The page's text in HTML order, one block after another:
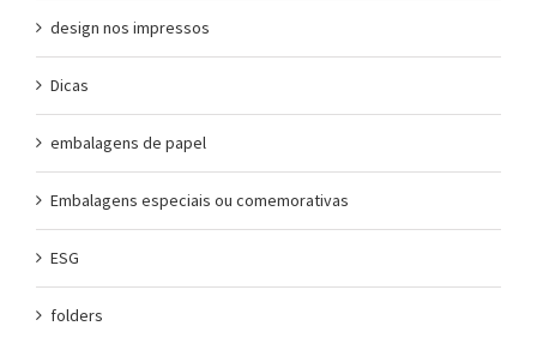
design nos impressos
Dicas
embalagens de papel
Embalagens especiais ou comemorativas
ESG
folders